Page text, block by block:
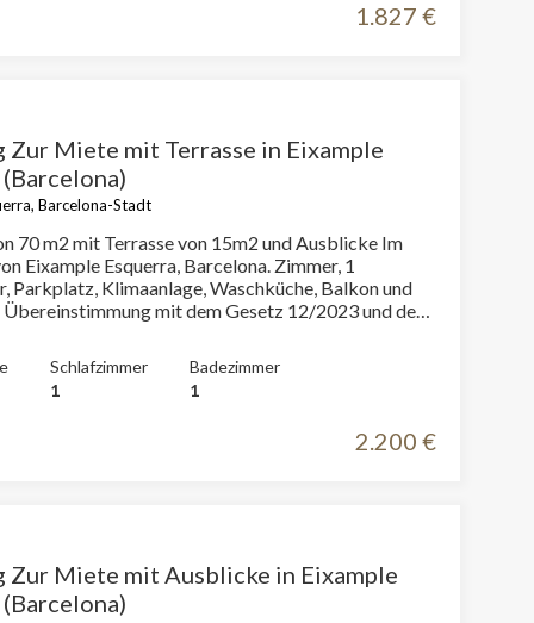
1.827 €
Zur Miete mit Terrasse in Eixample
Barcelona-Stadt
70 m2 mit Terrasse von 15m2 und Ausblicke Im
Esquerra, Barcelona. Zimmer, 1
Parkplatz, Klimaanlage, Waschküche, Balkon und
Übereinstimmung mit dem Gesetz 12/2023 und dem
liegt kein staatliches Informationszertifikat
vor.In den letzten 5 Jahren wurde kein
registriert.Dieser Eigentümer gilt als
Schlafzimmer
1
Badezimmer
1
2.200 €
Zur Miete mit Ausblicke in Eixample